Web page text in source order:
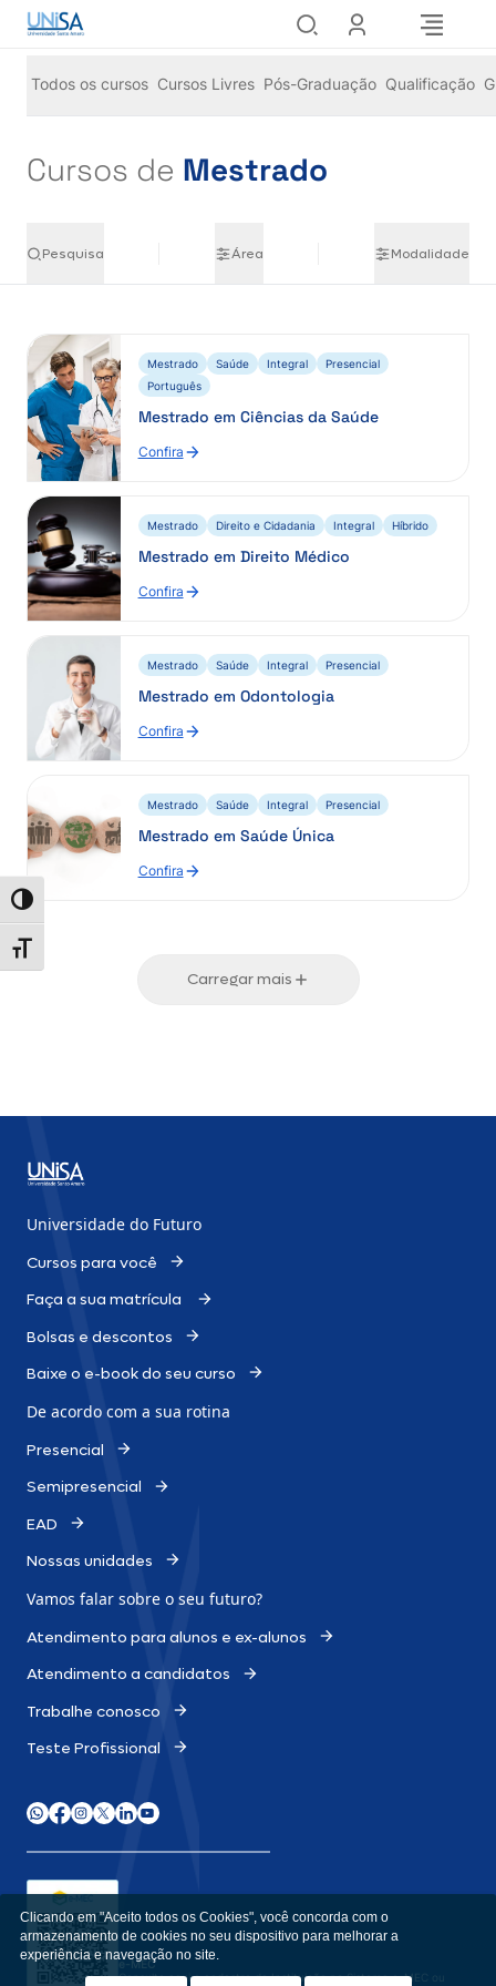
Alternar alto contraste
Alternar tamanho da fonte
Todos os cursos Cursos Livres Pós-Graduação Qualificação
Cursos de Mestrado
Pesquisa Área Modalidade
Mestrado Saúde Integral
Presencial
Português
Mestrado em Ciências da Saúde
Confira
Mestrado Direito e Cidadania Integral Híbrido
Mestrado em Direito Médico
Confira
Mestrado Saúde Integral Presencial
Mestrado em Odontologia
Confira
Mestrado Saúde Integral Presencial
Mestrado em Saúde Única
Confira
Carregar mais
Universidade do Futuro
Cursos para você
Faça a sua matrícula
Bolsas e descontos
Baixe o e-book do seu curso
De acordo com a sua rotina
Presencial
Semipresencial
EAD
Nossas unidades
Vamos falar sobre o seu futuro?
Atendimento para alunos e ex-alunos
Atendimento a candidatos
Trabalhe conosco
Teste Profissional
e-MEC
Consulte aqui o cadastro da Instituição no Sistema e-MEC ou
Clicando em "Aceito todos os Cookies", você concorda com o
armazenamento de cookies no seu dispositivo para melhorar a
experiência e navegação no site.